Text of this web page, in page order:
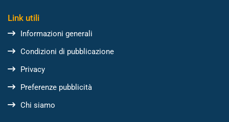
Link utili
Informazioni generali
Condizioni di pubblicazione
Privacy
Preferenze pubblicità
Chi siamo